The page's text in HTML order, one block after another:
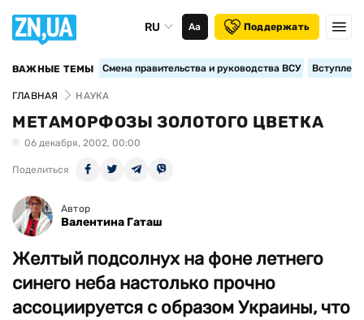
RU Аа Поддержать
ВАЖНЫЕ ТЕМЫ Смена правительства и руководства ВСУ
ГЛАВНАЯ НАУКА
МЕТАМОРФОЗЫ ЗОЛОТОГО ЦВЕТКА
06 декабря, 2002, 00:00
Поделиться
Автор
Валентина Гаташ
Желтый подсолнух на фоне летнего
синего неба настолько прочно
ассоциируется с образом Украины, что